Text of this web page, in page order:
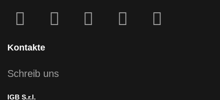
square
Kontakte
Schreib uns
IGB S.r.l.